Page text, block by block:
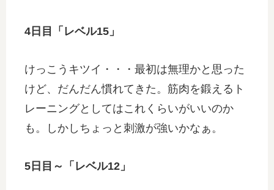
4日目「レベル15」
けっこうキツイ・・・最初は無理かと思った
けど、だんだん慣れてきた。筋肉を鍛えるト
レーニングとしてはこれくらいがいいのか
も。しかしちょっと刺激が強いかなぁ。
5日目～「レベル12」